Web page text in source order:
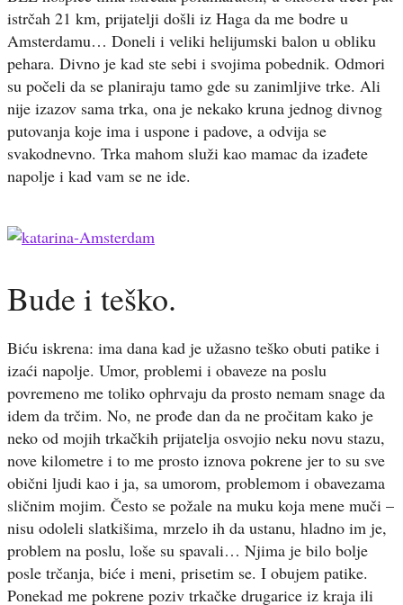
istrčah 21 km, prijatelji došli iz Haga da me bodre u
Amsterdamu… Doneli i veliki helijumski balon u obliku
pehara. Divno je kad ste sebi i svojima pobednik. Odmori
su počeli da se planiraju tamo gde su zanimljive trke. Ali
nije izazov sama trka, ona je nekako kruna jednog divnog
putovanja koje ima i uspone i padove, a odvija se
svakodnevno. Trka mahom služi kao mamac da izađete
napolje i kad vam se ne ide.
Bude i teško.
Biću iskrena: ima dana kad je užasno teško obuti patike i
izaći napolje. Umor, problemi i obaveze na poslu
povremeno me toliko ophrvaju da prosto nemam snage da
idem da trčim. No, ne prođe dan da ne pročitam kako je
neko od mojih trkačkih prijatelja osvojio neku novu stazu,
nove kilometre i to me prosto iznova pokrene jer to su sve
obični ljudi kao i ja, sa umorom, problemom i obavezama
sličnim mojim. Često se požale na muku koja mene muči –
nisu odoleli slatkišima, mrzelo ih da ustanu, hladno im je,
problem na poslu, loše su spavali… Njima je bilo bolje
posle trčanja, biće i meni, prisetim se. I obujem patike.
Ponekad me pokrene poziv trkačke drugarice iz kraja ili